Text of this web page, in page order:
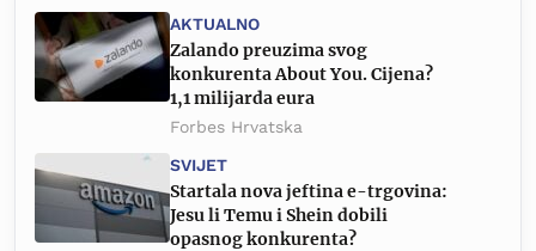
AKTUALNO
Zalando preuzima svog
konkurenta About You. Cijena?
1,1 milijarda eura
Forbes Hrvatska
SVIJET
Startala nova jeftina e-trgovina:
Jesu li Temu i Shein dobili
opasnog konkurenta?